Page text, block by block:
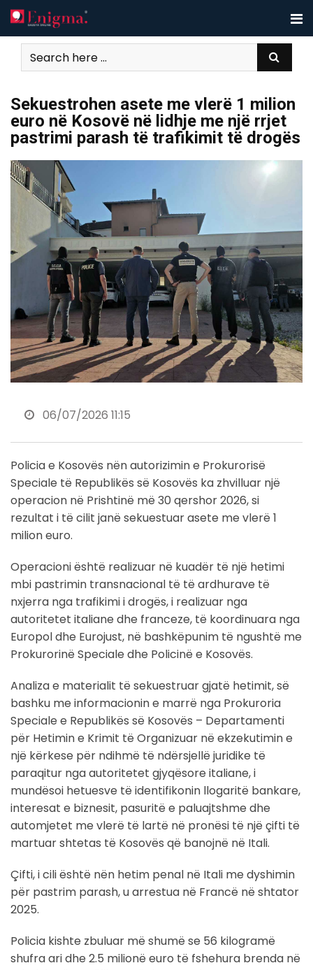
Skip
to
content
Sekuestrohen asete me vlerë 1 milion
euro në Kosovë në lidhje me një rrjet
pastrimi parash të trafikimit të drogës
06/07/2026 11:15
Policia e Kosovës nën autorizimin e Prokurorisë
Speciale të Republikës së Kosovës ka zhvilluar një
operacion në Prishtinë më 30 qershor 2026, si
rezultat i të cilit janë sekuestuar asete me vlerë 1
milion euro.
Operacioni është realizuar në kuadër të një hetimi
mbi pastrimin transnacional të të ardhurave të
nxjerra nga trafikimi i drogës, i realizuar nga
autoritetet italiane dhe franceze, të koordinuara nga
Europol dhe Eurojust, në bashkëpunim të ngushtë me
Prokurorinë Speciale dhe Policinë e Kosovës.
Analiza e materialit të sekuestruar gjatë hetimit, së
bashku me informacionin e marrë nga Prokuroria
Speciale e Republikës së Kosovës – Departamenti
për Hetimin e Krimit të Organizuar në ekzekutimin e
një kërkese për ndihmë të ndërsjellë juridike të
paraqitur nga autoritetet gjyqësore italiane, i
mundësoi hetuesve të identifikonin llogaritë bankare,
interesat e biznesit, pasuritë e paluajtshme dhe
automjetet me vlerë të lartë në pronësi të një çifti të
martuar shtetas të Kosovës që banojnë në Itali.
Çifti, i cili është nën hetim penal në Itali me dyshimin
për pastrim parash, u arrestua në Francë në shtator
2025.
Policia kishte zbuluar më shumë se 56 kilogramë
shufra ari dhe 2.5 milionë euro të fshehura brenda në